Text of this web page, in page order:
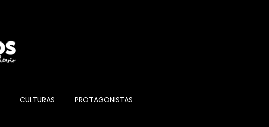
CULTURAS PROTAGONISTAS